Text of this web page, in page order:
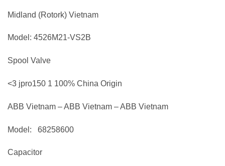
Midland (Rotork) Vietnam
Model: 4526M21-VS2B
Spool Valve
<3 jpro150 1 100% China Origin
ABB Vietnam – ABB Vietnam – ABB Vietnam
Model: 68258600
Capacitor